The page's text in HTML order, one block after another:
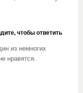
чтобы ответить
из немногих
нравятся.